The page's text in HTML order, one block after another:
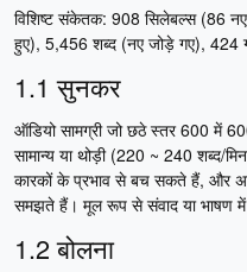
विशिष्ट संकेतक: 908 सिलेबल्स (86
हुए), 5,456 शब्द (नए जोड़े गए), 424
1.1 सुनकर
ऑडियो सामग्री जो छठे स्तर 600 में
सामान्य या थोड़ी (220 ~ 240 शब्द/
कारकों के प्रभाव से बच सकते हैं, और
समझते हैं। मूल रूप से संवाद या भाषण
1.2 बोलना